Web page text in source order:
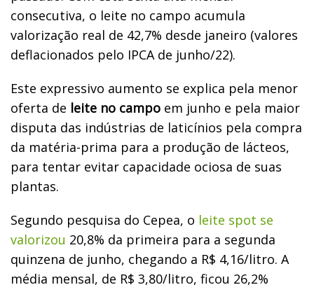
consecutiva, o leite no campo acumula
valorização real de 42,7% desde janeiro (valores
deflacionados pelo IPCA de junho/22).
Este expressivo aumento se explica pela menor
oferta de leite no campo em junho e pela maior
disputa das indústrias de laticínios pela compra
da matéria-prima para a produção de lácteos,
para tentar evitar capacidade ociosa de suas
plantas.
Segundo pesquisa do Cepea, o leite spot se
valorizou 20,8% da primeira para a segunda
quinzena de junho, chegando a R$ 4,16/litro. A
média mensal, de R$ 3,80/litro, ficou 26,2%